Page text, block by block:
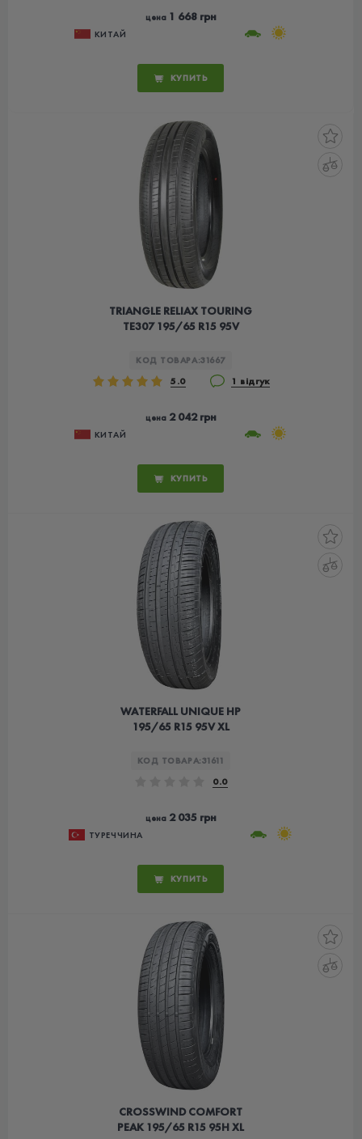
цена1 668 грн
КИТАЙ
КУПИТЬ
TRIANGLE RELIAX TOURING
TE307 195/65 R15 95V
КОД ТОВАРА:31667
5.0 1 відгук
цена2 042 грн
КИТАЙ
КУПИТЬ
WATERFALL UNIQUE HP
195/65 R15 95V XL
КОД ТОВАРА:31611
0.0
цена2 035 грн
ТУРЕЧЧИНА
КУПИТЬ
CROSSWIND COMFORT
PEAK 195/65 R15 95H XL